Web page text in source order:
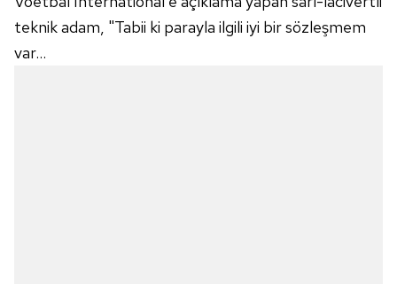
teknik adam, "Tabii ki parayla ilgili iyi bir sözleşmem
var...